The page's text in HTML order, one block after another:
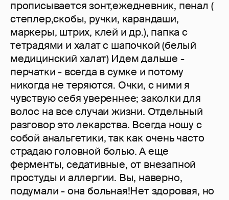
прописывается зонт,ежедневник, пенал (
степлер,скобы, ручки, карандаши,
маркеры, штрих, клей и др.), папка с
тетрадями и халат с шапочкой (белый
медицинский халат) Идем дальше -
перчатки - всегда в сумке и потому
никогда не теряются. Очки, с ними я
чувствую себя увереннее; заколки для
волос на все случаи жизни. Отдельный
разговор это лекарства. Всегда ношу с
собой анальгетики, так как очень часто
страдаю головной болью. А еще
ферменты, седативные, от внезапной
простуды и аллергии. Вы, наверно,
подумали - она больная!Нет здоровая, но